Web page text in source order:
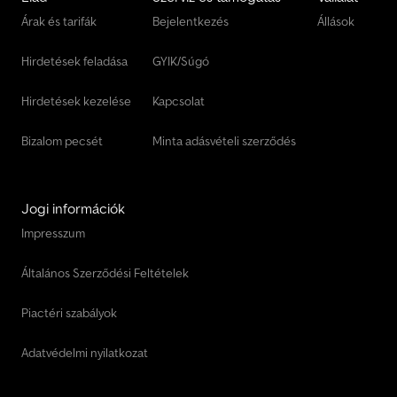
utánfutó raktáron! Pegasus Anhänger GmbH Am Sinnerhoop 17
58285 Gevelsberg Tel.: Fax:
Árak és tarifák
Hirdetések feladása
Hirdetések kezelése
Bizalom pecsét
Bejelentkezés
GYIK/Súgó
Kapcsolat
Minta adásvételi szerződés
Állások
Jogi információk
Impresszum
Általános Szerződési Feltételek
Piactéri szabályok
Adatvédelmi nyilatkozat